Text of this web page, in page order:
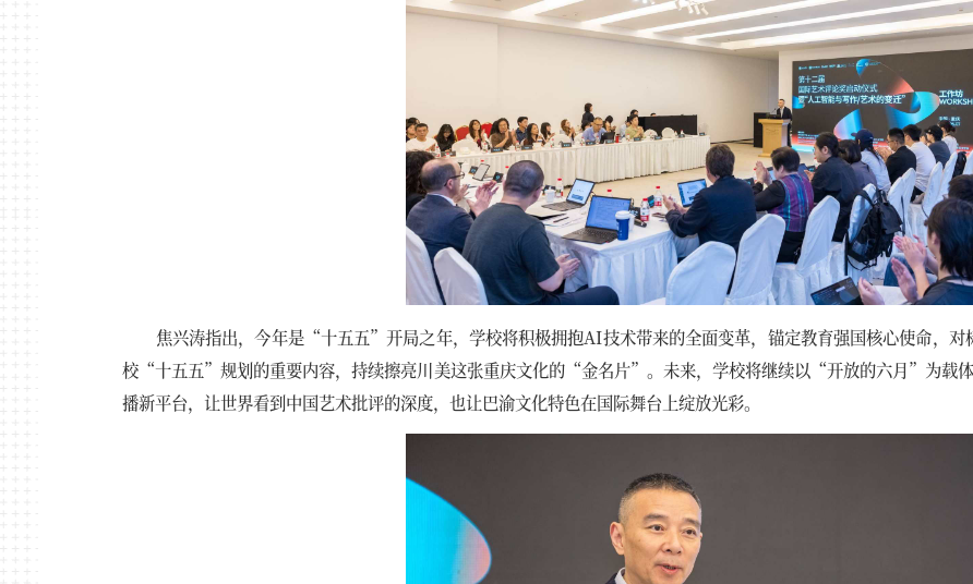
焦兴涛指出，今年是“十五五”开局之年，学校将积极拥抱AI技术带来的全面变革，锚定教育强国核心使命，
校“十五五”规划的重要内容，持续擦亮川美这张重庆文化的“金名片”。未来，学校将继续以“开放的六月”为载
播新平台，让世界看到中国艺术批评的深度，也让巴渝文化特色在国际舞台上绽放光彩。